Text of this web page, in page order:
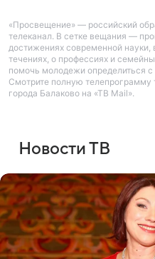
«Просвещение» — российский
телеканал. В сетке вещания —
достижениях современной науки,
течениях, о профессиях и
помочь молодежи определиться
Смотрите полную телепрограмму
города Балаково на «ТВ Mail».
Новости ТВ